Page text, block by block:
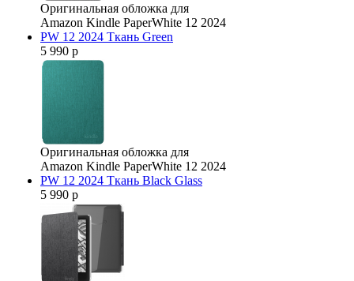
Оригинальная обложка для
Amazon Kindle PaperWhite 12 2024
PW 12 2024 Ткань Green
5 990 р
Оригинальная обложка для
Amazon Kindle PaperWhite 12 2024
PW 12 2024 Ткань Black Glass
5 990 р